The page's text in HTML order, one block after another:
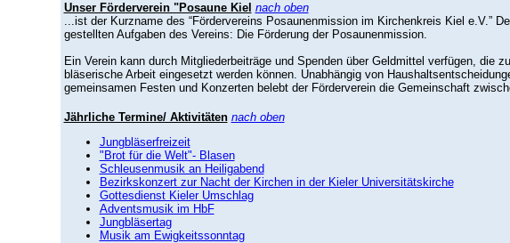
Unser Förderverein "Posaune Kiel nach oben
...ist der Kurzname des “Fördervereins Posaunenmission im Kirchenkreis Kiel e.V.”
gestellten Aufgaben des Vereins: Die Förderung der Posaunenmission.
Ein Verein kann durch Mitgliederbeiträge und Spenden über Geldmittel verfügen, die
bläserische Arbeit eingesetzt werden können. Unabhängig von
gemeinsamen Festen und Konzerten belebt der Förderverein die Gemeinschaft
Jährliche Termine/ Aktivitäten nach oben
Jungbläserfreizeit
"Brot für die Welt"- Blasen
Schleusenmusik an Heiligabend
Bezirkskonzert zur Nacht der Kirchen in der Kieler Universitätskirche
Gottesdienst Kieler Umschlag
Adventsmusik im HbF
Jungbläsertag
Musik am Ewigkeitssonntag